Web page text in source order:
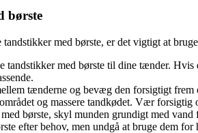
børste
med børste, er det vigtigt at
tandstikker med børste til dine tænder.
tænderne og bevæg den forsigtigt frem
og massere tandkødet. Vær forsigtig
børste, skyl munden grundigt med vand
efter behov, men undgå at bruge dem